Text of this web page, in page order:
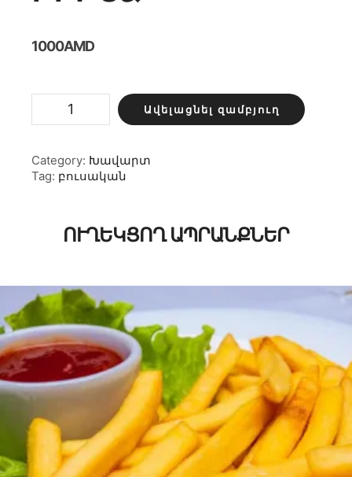
1000AMD
քանակ
Ավելացնել զամբյուղ
Category: Խավարտ
Tag: բուսական
ՈՒՂԵԿՑՈՂ ԱՊՐԱՆՔՆԵՐ